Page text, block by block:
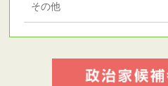
その他